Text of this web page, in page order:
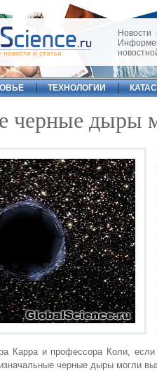
новости и статьи
Новости
ТЕХНОЛОГИИ
черные дыры
Карра и профессора Коли,
черные дыры могли